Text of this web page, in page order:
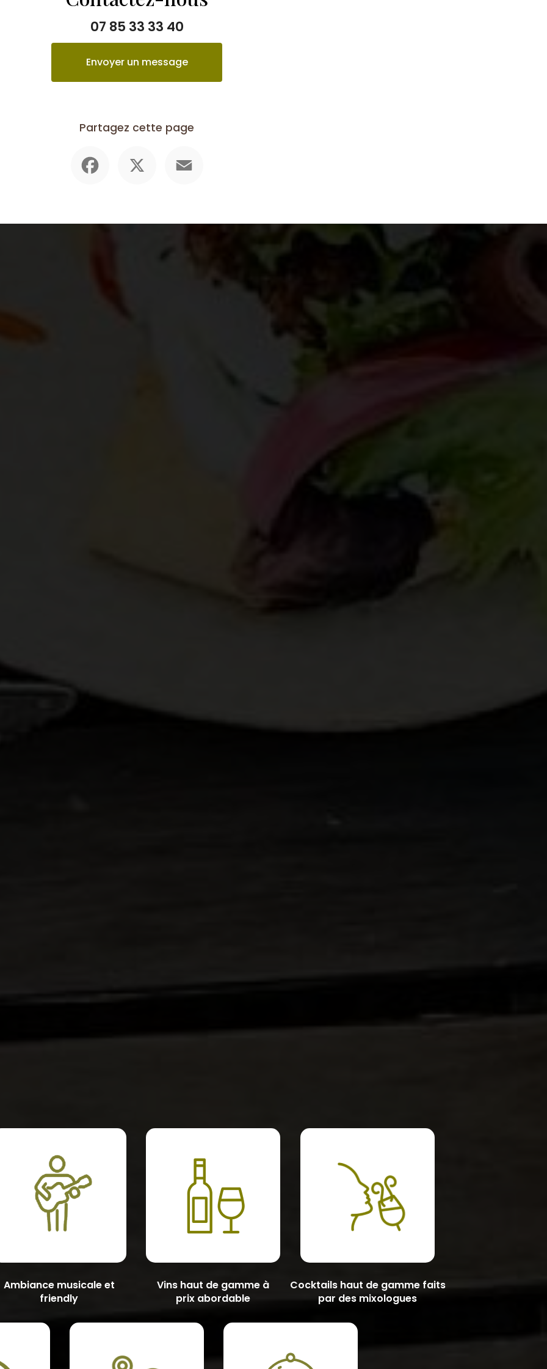
07 85 33 33 40
Envoyer un message
Partagez cette page
Ambiance musicale et
friendly
Vins haut de gamme à
prix abordable
Cocktails haut de gamme faits
par des mixologues